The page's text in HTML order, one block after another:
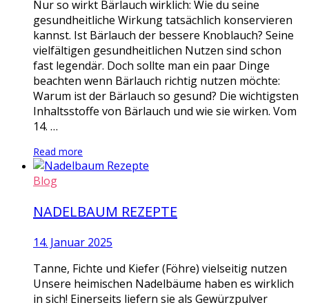
Nur so wirkt Bärlauch wirklich: Wie du seine
gesundheitliche Wirkung tatsächlich konservieren
kannst. Ist Bärlauch der bessere Knoblauch? Seine
vielfältigen gesundheitlichen Nutzen sind schon
fast legendär. Doch sollte man ein paar Dinge
beachten wenn Bärlauch richtig nutzen möchte:
Warum ist der Bärlauch so gesund? Die wichtigsten
Inhaltsstoffe von Bärlauch und wie sie wirken. Vom
14. …
Read more
Blog
NADELBAUM REZEPTE
14. Januar 2025
Tanne, Fichte und Kiefer (Föhre) vielseitig nutzen
Unsere heimischen Nadelbäume haben es wirklich
in sich! Einerseits liefern sie als Gewürzpulver